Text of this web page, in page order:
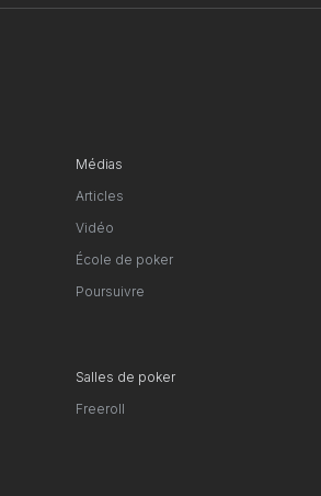
Médias
Articles
Vidéo
École de poker
Poursuivre
Salles de poker
Freeroll